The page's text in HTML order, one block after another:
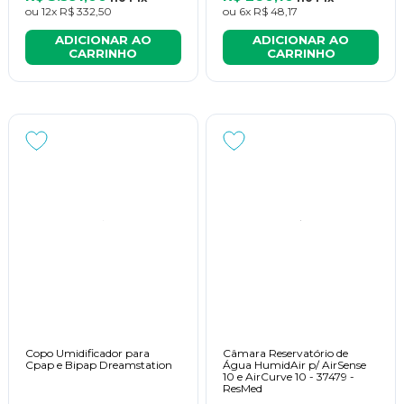
ou 12x R$ 332,50
ADICIONAR AO
CARRINHO
ou 6x R$ 48,17
ADICIONAR AO
CARRINHO
Copo Umidificador para
Cpap e Bipap Dreamstation
Câmara Reservatório de
Água HumidAir p/ AirSense
10 e AirCurve 10 - 37479 -
ResMed